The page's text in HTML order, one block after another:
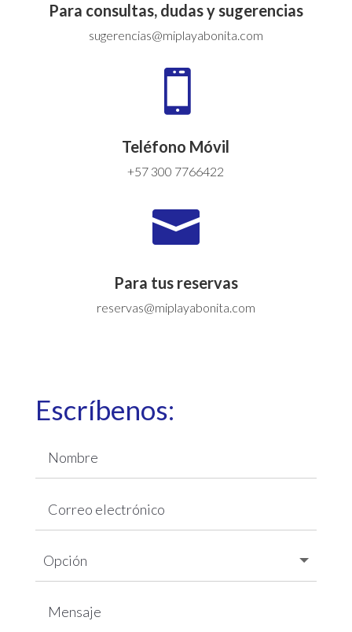
Para consultas, dudas y sugerencias
sugerencias@miplayabonita.com

Teléfono Móvil
+57 300 7766422

Para tus reservas
reservas@miplayabonita.com
Escríbenos: